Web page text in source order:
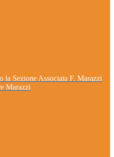
la Sezione Associata F. Marazzi
Marazzi